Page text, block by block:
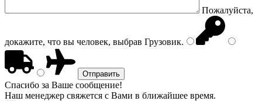
Пожалуйста,
докажите, что вы человек, выбрав Грузовик.
Спасибо за Ваше сообщение!
Наш менеджер свяжется с Вами в ближайшее время.